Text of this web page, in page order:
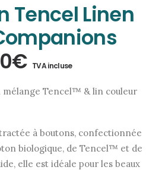
Tencel Linen
:
€Le
prix
est :
77,50€.
TVA incluse
mélange Tencel™ & lin couleur
à boutons, confectionnée
biologique, de Tencel™ et de
elle est idéale pour les beaux